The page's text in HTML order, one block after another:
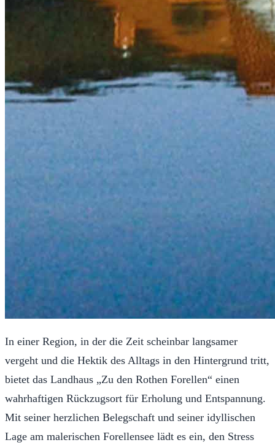
In einer Region, in der die Zeit scheinbar langsamer
vergeht und die Hektik des Alltags in den Hintergrund tritt,
bietet das Landhaus „Zu den Rothen Forellen“ einen
wahrhaftigen Rückzugsort für Erholung und Entspannung.
Mit seiner herzlichen Belegschaft und seiner idyllischen
Lage am malerischen Forellensee lädt es ein, den Stress